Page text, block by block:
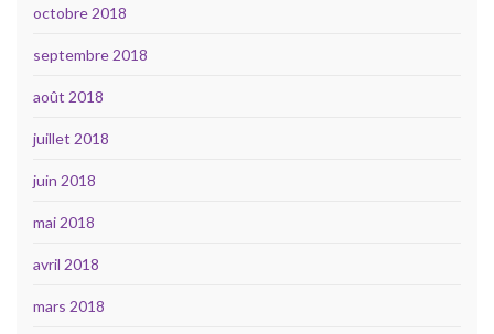
octobre 2018
septembre 2018
août 2018
juillet 2018
juin 2018
mai 2018
avril 2018
mars 2018